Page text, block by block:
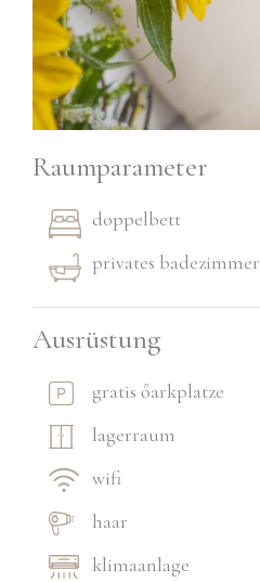
Raumparameter
doppelbett
privates badezimmer
Ausrüstung
gratis őarkplatze
lagerraum
wifi
haar
klimaanlage